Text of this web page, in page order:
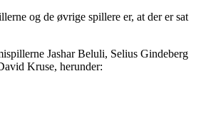
og de øvrige spillere er, at der er sat
Jashar Beluli, Selius Gindeberg
Kruse, herunder: